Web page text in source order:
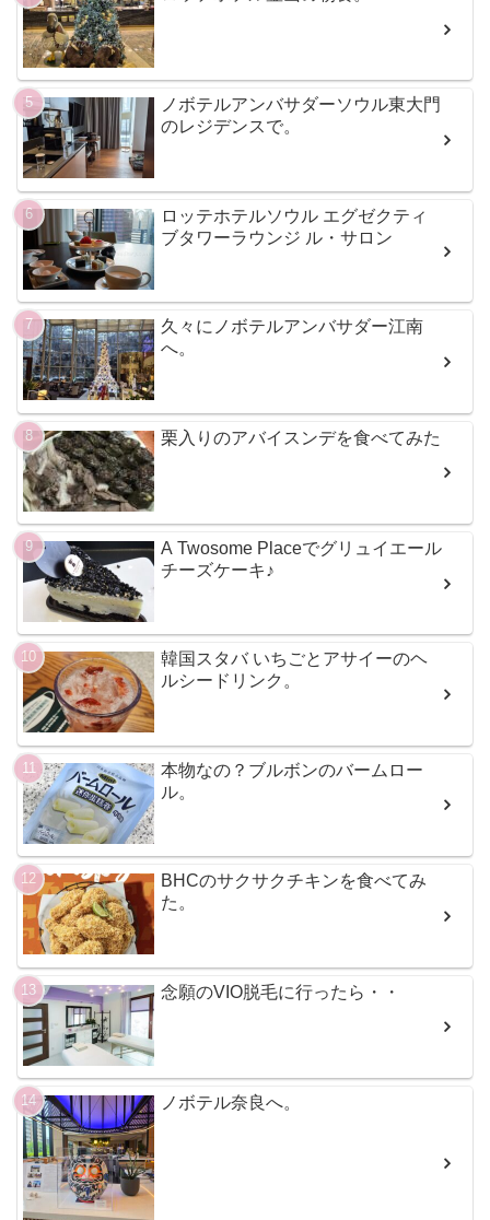
ノボテルアンバサダーソウル東大門
のレジデンスで。
ロッテホテルソウル エグゼクティ
ブタワーラウンジ ル・サロン
久々にノボテルアンバサダー江南
へ。
栗入りのアバイスンデを食べてみた
A Twosome Placeでグリュイエール
チーズケーキ♪
韓国スタバ いちごとアサイーのヘ
ルシードリンク。
本物なの？ブルボンのバームロー
ル。
BHCのサクサクチキンを食べてみ
た。
念願のVIO脱毛に行ったら・・
ノボテル奈良へ。